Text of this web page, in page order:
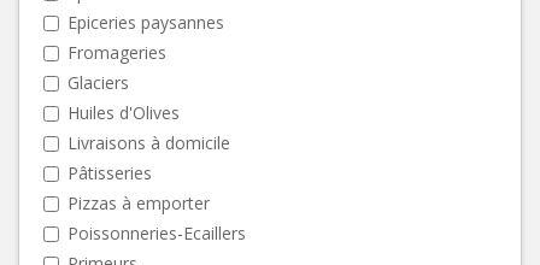
Epiceries paysannes
Fromageries
Glaciers
Huiles d'Olives
Livraisons à domicile
Pâtisseries
Pizzas à emporter
Poissonneries-Ecaillers